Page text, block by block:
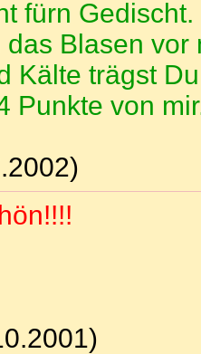
fürn Gedischt.
Blasen vor
Kälte trägst
Punkte von